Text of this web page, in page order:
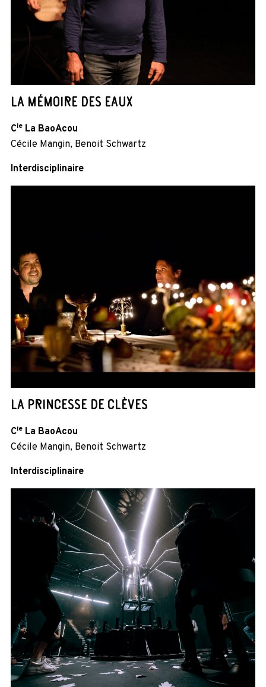
LA MÉMOIRE DES EAUX
Cie La BaoAcou
Cécile Mangin, Benoit Schwartz
Interdisciplinaire
LA PRINCESSE DE CLÈVES
Cie La BaoAcou
Cécile Mangin, Benoit Schwartz
Interdisciplinaire